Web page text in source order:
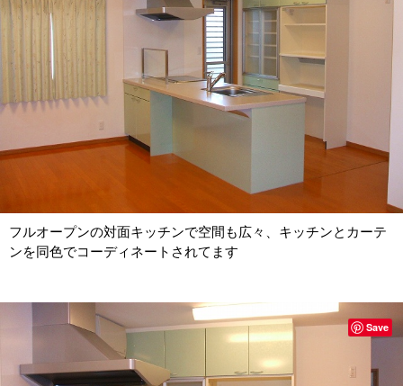
フルオープンの対面キッチンで空間も広々、キッチンとカーテ
ンを同色でコーディネートされてます
Save